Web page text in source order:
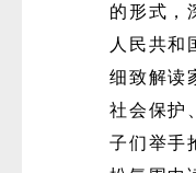
的形式，
人民共和
细致解读
社会保护
子们举手